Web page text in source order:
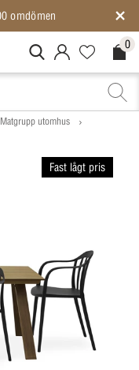
MitIlva.Login 0
Matgrupp utomhus
Fast lågt pris